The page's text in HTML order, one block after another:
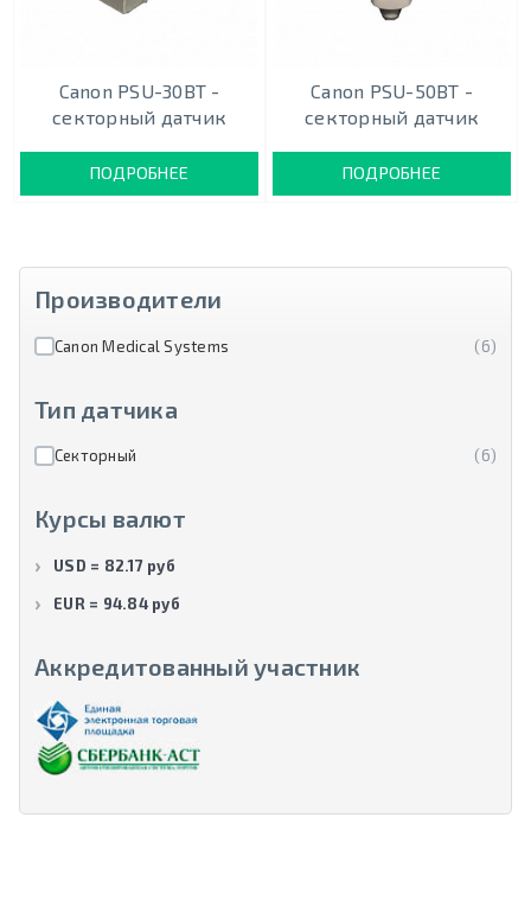
Canon PSU-30BT -
секторный датчик
ПОДРОБНЕЕ
Canon PSU-50BT -
секторный датчик
ПОДРОБНЕЕ
Производители
Canon Medical Systems (6)
Тип датчика
Секторный (6)
Курсы валют
USD = 82.17 руб
EUR = 94.84 руб
Аккредитованный участник